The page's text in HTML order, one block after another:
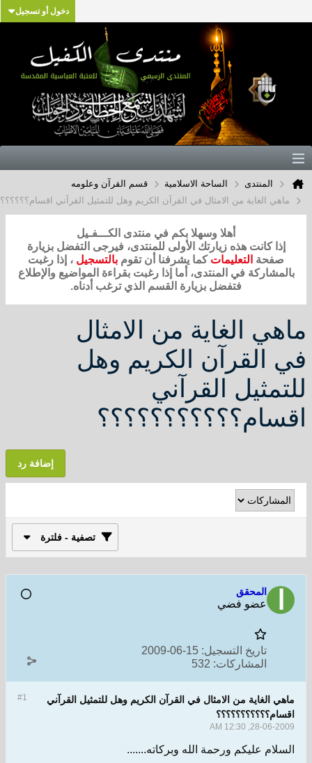
دخول أو تسجيل
المنتدى الساحة الاسلامية
قسم القرآن وعلومه
الغاية من الامثال في القرآن الكريم وهل للتمثيل القرآني اقسام؟؟؟؟؟؟؟؟؟؟؟
أهلا وسهلا بكم في منتدى الكـــفـيل
إذا كانت هذه زيارتك الأولى للمنتدى، فيرجى التفضل بزيارة
صفحةالتعليماتكما يشرفنا أن تقوم بالتسجيل، إذا رغبت
في المنتدى، أما إذا رغبت بقراءة المواضيع والإطلاع
فتفضل بزيارة القسم الذي ترغب أدناه.
الغاية من الامثال
القرآن الكريم وهل
القرآني
إضافة رد
تصفية - فلترة
المحقق
عضو فضي
تاريخ التسجيل: 15-06-2009
المشاركات: 532
الغاية من الامثال في القرآن الكريم وهل للتمثيل القرآني
28-06-2009,
عليكم ورحمة الله وبركاته.......